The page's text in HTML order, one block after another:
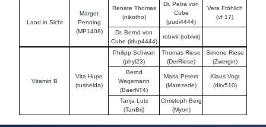
Land in Sicht
Margot
Penning
(MP1408)
Renate Thomas
(nikotho)
Dr. Petra von
Cube
(pudi4444)
Vera Fröhlich
(vf 17)
Dr. Bernd von
Cube (idup4444)
robivir (robivir)
Vitamin B
Vita Hupe
(tusnelda)
Philipp Schwan
(phyl23)
Thomas Riese
(DerRiese)
Simone Riese
(Zwergin)
Bernd
Wagemann
(BaerNT4)
Maria Peters
(Marezede)
Klaus Vogt
(dkv510)
Tanja Lutz
(TanBri)
Christoph Berg
(Myon)